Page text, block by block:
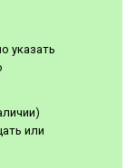
указать
или